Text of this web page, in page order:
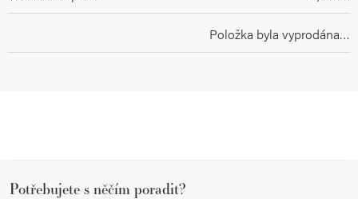
Položka byla vyprodána…
Potřebujete s něčím poradit?